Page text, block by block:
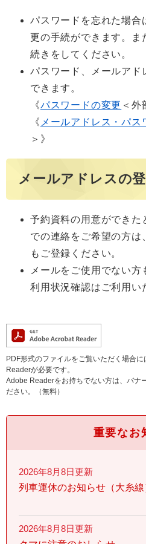
パスワードを忘れた場合
更の手続ができます。ま
続きをしてください。
パスワード、メールアド
できます。
《パスワードの変更 ＜外
《 メールアドレス・パス
＞ 》
メールアドレスの
予約資料の用意ができた
での連絡をご希望の方は
もご登録ください。
メールをご使用でない方
利用状況確認はご利用い
PDF形式のファイルをご覧いただく場合
Readerが必要です。
Adobe Readerをお持ちでない方は、バナ
ださい。（無料）
重要なお
2026年8月8日更新
列車運休のお知らせ（大糸線
2026年8月8日更新